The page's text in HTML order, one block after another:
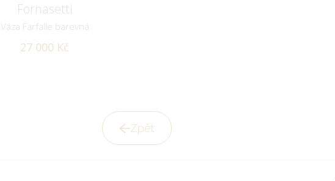
Fornasetti
Váza Farfalle barevná
27 000 Kč
Zpět